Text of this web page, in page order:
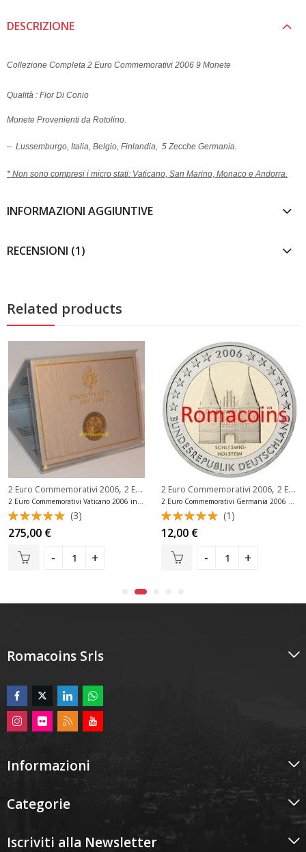
DESCRIZIONE
Collezione Completa 2 Euro Commemorativi 2006 9 Monete
Qualità : Fior Di Conio
Monete Provenienti da Rotolino.
– Lussemburgo, Italia, Belgio, Finlandia, 5 Zecche Germania.
* Non sono compresi i micro stati: Vaticano, San Marino, Monaco e Andorra.
INFORMAZIONI AGGIUNTIVE
RECENSIONI (1)
Related products
2 Euro Commemorativi 2006, 2 Euro Commemorativi Vaticano
2 Euro Commemorativi Vaticano 2006 in folder Fdc
Valutato
5.00su 5
(3)
275,00 €
2 Euro Commemorativi 2006, 2 Euro Commemorativi Germania
2 Euro Commemorativi Germania 2006 Holstein Fdc
Valutato
5.00 su 5
(1)
12,00 €
Romacoins Srls
Informazioni
Categorie
Iscriviti alla Newsletter